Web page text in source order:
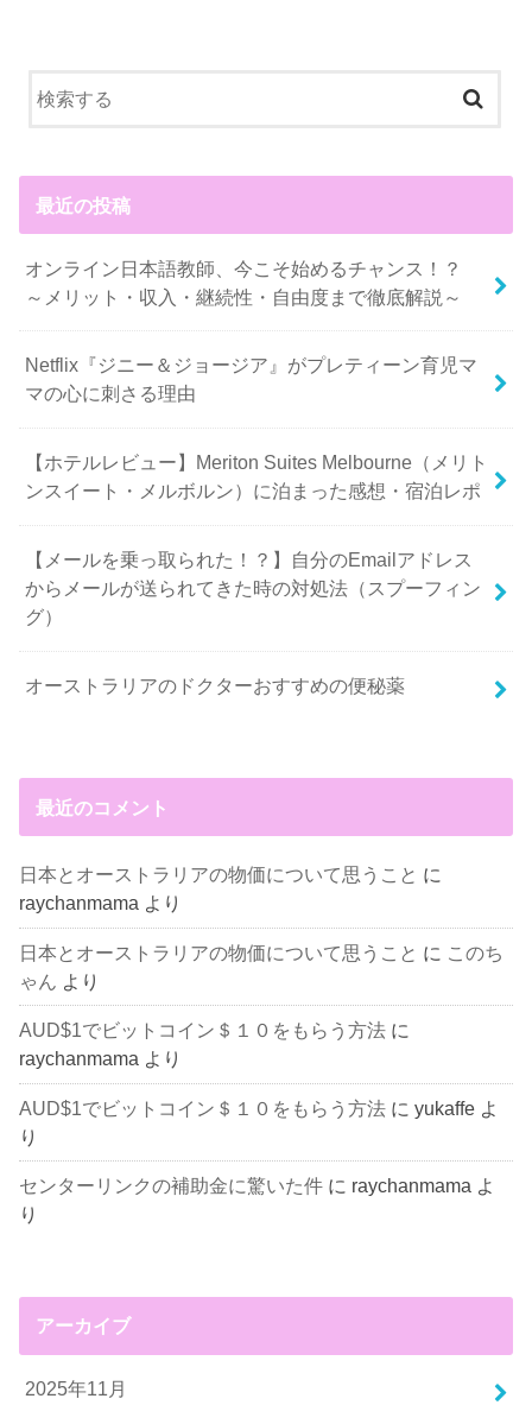
最近の投稿
オンライン日本語教師、今こそ始めるチャンス！？
～メリット・収入・継続性・自由度まで徹底解説～
Netflix『ジニー＆ジョージア』がプレティーン育児マ
マの心に刺さる理由
【ホテルレビュー】Meriton Suites Melbourne（メリト
ンスイート・メルボルン）に泊まった感想・宿泊レポ
【メールを乗っ取られた！？】自分のEmailアドレス
からメールが送られてきた時の対処法（スプーフィン
グ）
オーストラリアのドクターおすすめの便秘薬
最近のコメント
日本とオーストラリアの物価について思うこと に
raychanmama より
日本とオーストラリアの物価について思うこと に このち
ゃん より
AUD$1でビットコイン＄１０をもらう方法 に
raychanmama より
AUD$1でビットコイン＄１０をもらう方法 にyukaffe よ
り
センターリンクの補助金に驚いた件 に raychanmama よ
り
アーカイブ
2025年11月